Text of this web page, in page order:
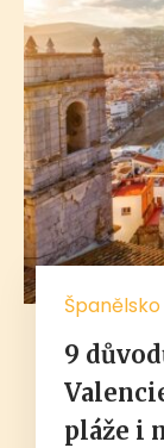
Španělsko
9
pláže i